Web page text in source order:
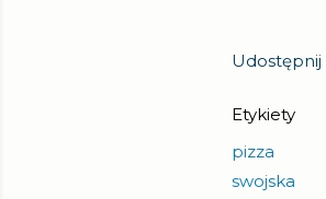
Udostępnij
Etykiety
pizza
swojska